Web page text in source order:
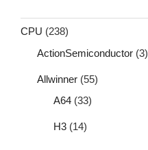
CPU (238)
ActionSemiconductor (3)
Allwinner (55)
A64 (33)
H3 (14)